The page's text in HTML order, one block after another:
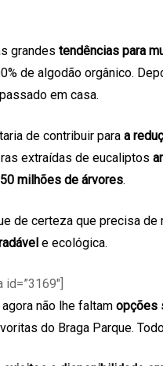
grandes tendências para
de algodão orgânico.
em casa.
de contribuir para a
extraídas de eucaliptos
milhões de árvores.
de certeza que precisa de
e ecológica.
id=”3169″]
não lhe faltam opções
do Braga Parque.